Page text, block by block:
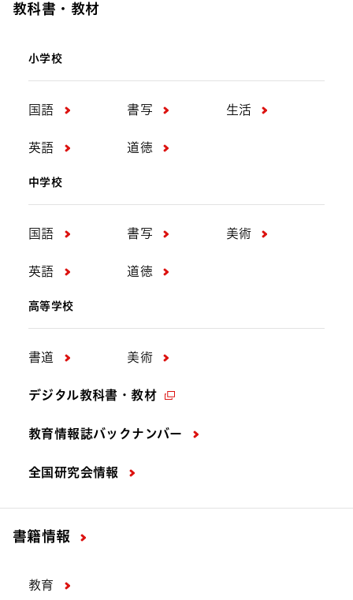
教科書・教材
小学校
国語 書写 生活
英語 道徳
中学校
国語 書写 美術
英語 道徳
高等学校
書道 美術
デジタル教科書・教材
教育情報誌バックナンバー
全国研究会情報
書籍情報
教育